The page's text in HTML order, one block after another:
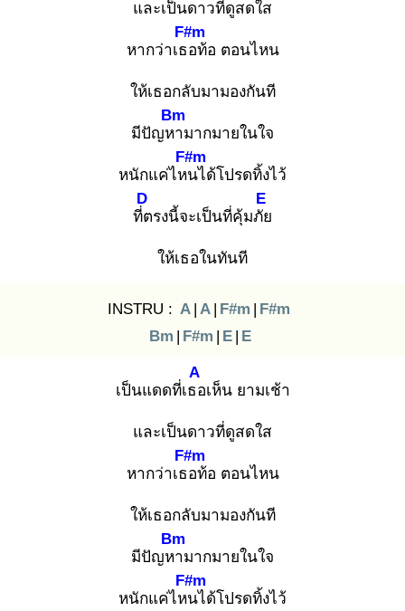
และเป็นดาวที่ดูสดใส
หากว่าเธอ
F#m
ท้อ ตอนไหน
ให้เธอกลับมามองกันที
มีปัญหา
Bm
มากมายในใจ
หนักแค่ไหน
F#m
ได้โปรดทิ้งไว้
ที่ต
D
รงนี้จะเป็นที่คุ้มภัย
E
ให้เธอในทันที
INSTRU : A | A | F#m | F#m
Bm | F#m | E | E
เป็นแดดที่เธอ
A
เห็น ยามเช้า
และเป็นดาวที่ดูสดใส
หากว่าเธอ
F#m
ท้อ ตอนไหน
ให้เธอกลับมามองกันที
มีปัญหา
Bm
มากมายในใจ
หนักแค่ไหน
F#m
ได้โปรดทิ้งไว้